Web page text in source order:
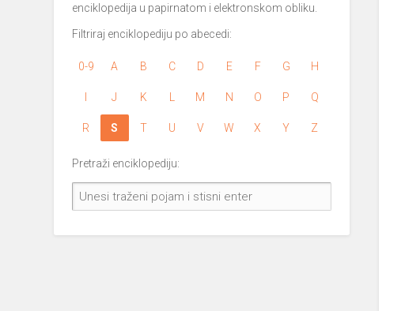
enciklopedija u papirnatom i elektronskom obliku.
Filtriraj enciklopediju po abecedi:
0-9 A B C D E F G H
J K M N O P Q
R S T U V W X Y Z
Pretraži enciklopediju: